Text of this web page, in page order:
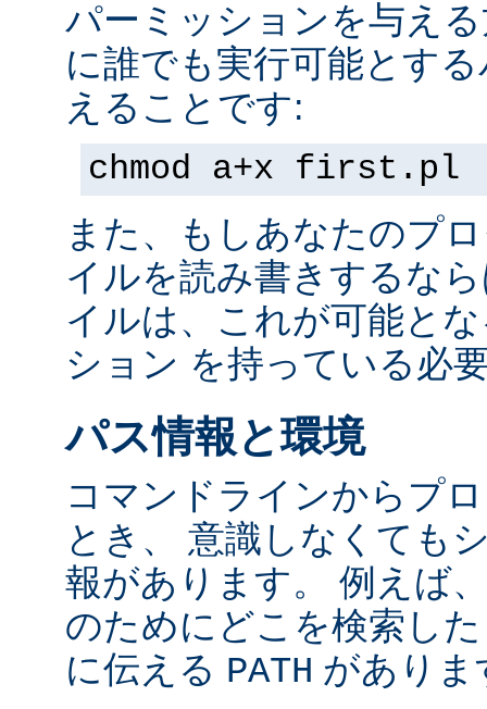
パーミッションを与え
に誰でも実行可能とす
えることです:
chmod a+x first.pl
また、もしあなたのプ
イルを読み書きするな
イルは、これが可能と
ション を持っている必
パス情報と環境
コマンドラインからプ
とき、 意識しなくても
報があります。 例えば
のためにどこを検索し
に伝える PATH がありま